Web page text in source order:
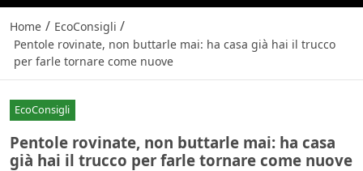
Home / EcoConsigli /
Pentole rovinate, non buttarle mai: ha casa già hai il trucco
per farle tornare come nuove
EcoConsigli
Pentole rovinate, non buttarle mai: ha casa
già hai il trucco per farle tornare come nuove